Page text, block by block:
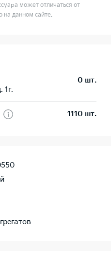
может отличаться от
на данном сайте.
1г.
0 шт.
1110 шт.